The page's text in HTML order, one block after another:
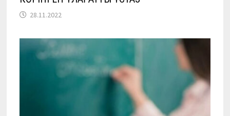
28.11.2022